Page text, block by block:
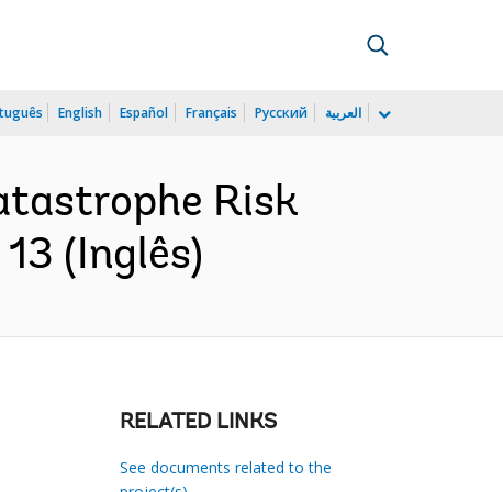
English Español Français Русский العربية
Risk
(Inglês)
RELATED LINKS
See documents related to the